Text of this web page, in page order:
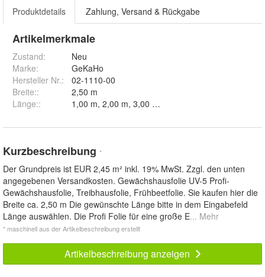
Produktdetails Zahlung, Versand & Rückgabe
Artikelmerkmale
Zustand:
Neu
Marke:
GeKaHo
Hersteller Nr.:
02-1110-00
Breite::
2,50 m
Länge:: 1,00 m, 2,00 m, 3,00 m, 4,00 m, 5,00 m, 6,00 m,
Kurzbeschreibung *
Der Grundpreis ist EUR 2,45 m² inkl. 19% MwSt. Zzgl. den unten
angegebenen Versandkosten. Gewächshausfolie UV-5 Profi-
Gewächshausfolie, Treibhausfolie, Frühbeetfolie. Sie kaufen hier die
Breite ca. 2,50 m Die gewünschte Länge bitte in dem Eingabefeld
Länge auswählen. Die Profi Folie für eine große E... Mehr
* maschinell aus der Artikelbeschreibung erstellt
Artikelbeschreibung anzeigen